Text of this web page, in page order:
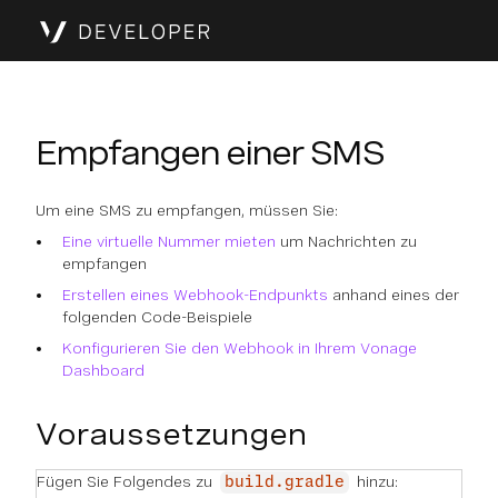
Empfangen einer SMS
Um eine SMS zu empfangen, müssen Sie:
Eine virtuelle Nummer mieten um Nachrichten zu
empfangen
Erstellen eines Webhook-Endpunkts anhand eines der
folgenden Code-Beispiele
Konfigurieren Sie den Webhook in Ihrem Vonage
Dashboard
Voraussetzungen
Fügen Sie Folgendes zu build.gradle hinzu: